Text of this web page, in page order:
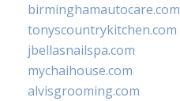
birminghamautocare.com
tonyscountrykitchen.com
jbellasnailspa.com
mychaihouse.com
alvisgrooming.com